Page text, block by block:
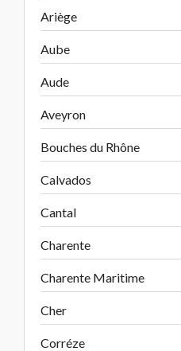
Ariège
Aube
Aude
Aveyron
Bouches du Rhône
Calvados
Cantal
Charente
Charente Maritime
Cher
Corréze